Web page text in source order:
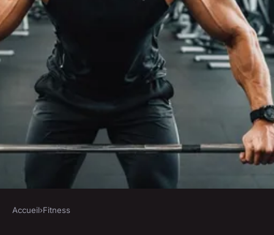
Accueil›Fitness